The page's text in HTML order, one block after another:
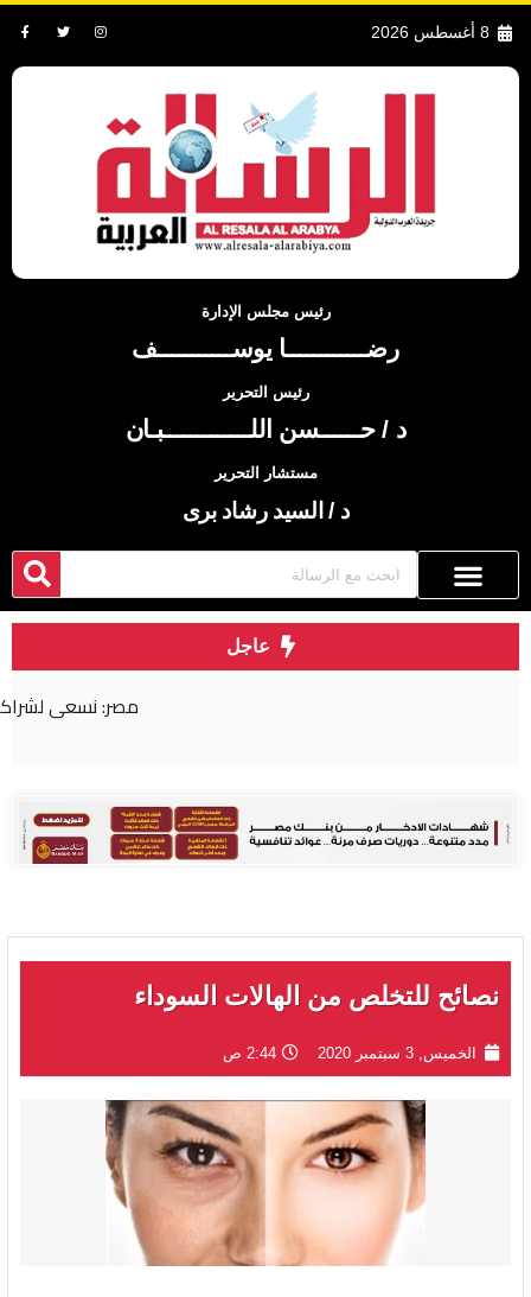
8 أغسطس 2026
رئيس مجلس الإدارة
رضــــــــــــا يوســـــــــــف
رئيس التحرير
د / حــــــسن اللـــــــــــــبـان
مستشار التحرير
د / السيد رشاد برى
عاجل
مصر: نسعى لشراكة اقتصادية أكثر عمقا مع روسيا
نصائح للتخلص من الهالات السوداء
الخميس, 3 سبتمبر 2020 2:44 ص